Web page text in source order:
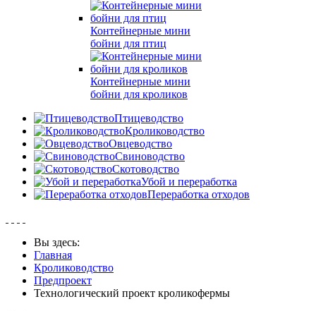
Контейнерные мини
бойни для птиц
Контейнерные мини
бойни для кроликов
Птицеводство
Кролиководство
Овцеводство
Свиноводство
Скотоводство
Убой и переработка
Переработка отходов
Вы здесь:
Главная
Кролиководство
Предпроект
Технологический проект кроликофермы